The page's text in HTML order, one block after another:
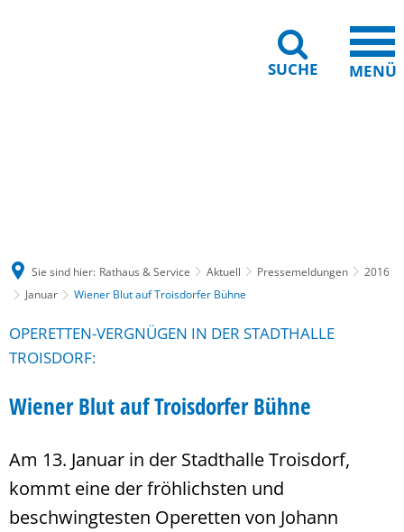
SUCHE MENÜ
Sie sind hier: Rathaus & Service Aktuell Pressemeldungen
2016
Januar
Wiener Blut auf Troisdorfer Bühne
OPERETTEN-VERGNÜGEN IN DER STADTHALLE
TROISDORF:
Wiener Blut auf Troisdorfer Bühne
Am 13. Januar in der Stadthalle Troisdorf,
kommt eine der fröhlichsten und
beschwingtesten Operetten von Johann